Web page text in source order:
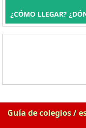
¿CÓMO LLEGAR?
Guía de colegios /